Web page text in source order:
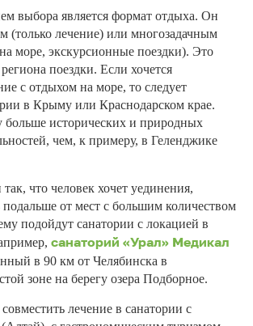
выбора является формат отдыха. Он
(только лечение) или многозадачным
море, экскурсионные поездки). Это
поездки. Если хочется
с отдыхом на море, то следует
в Крыму или Краснодарском крае.
исторических и природных
чем, к примеру, в Геленджике
что человек хочет уединения,
от мест с большим количеством
подойдут санатории с локацией в
санаторий «Урал» Медикал
в 90 км от Челябинска в
зоне на берегу озера Подборное.
лечение в санатории с